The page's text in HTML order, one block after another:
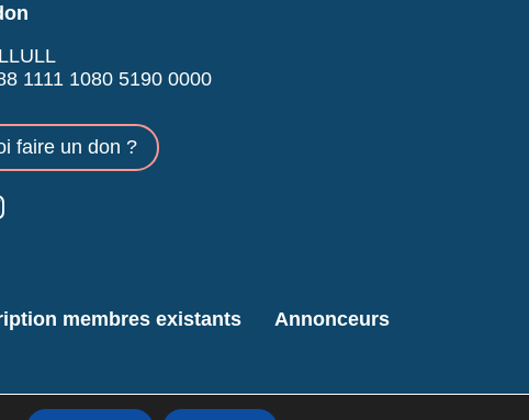
1111 1080 5190 0000
faire un don ?
membres existants Annonceurs